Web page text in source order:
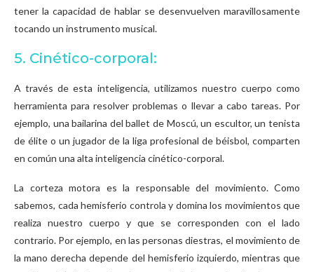
tener la capacidad de hablar se desenvuelven maravillosamente
tocando un instrumento musical.
5. Cinético-corporal:
A través de esta inteligencia, utilizamos nuestro cuerpo como
herramienta para resolver problemas o llevar a cabo tareas. Por
ejemplo, una bailarina del ballet de Moscú, un escultor, un tenista
de élite o un jugador de la liga profesional de béisbol, comparten
en común una alta inteligencia cinético-corporal.
La corteza motora es la responsable del movimiento. Como
sabemos, cada hemisferio controla y domina los movimientos que
realiza nuestro cuerpo y que se corresponden con el lado
contrario. Por ejemplo, en las personas diestras, el movimiento de
la mano derecha depende del hemisferio izquierdo, mientras que